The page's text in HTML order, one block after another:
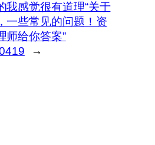
我感觉很有道理“关于
一些常见的问题！资
师给你答案”
→